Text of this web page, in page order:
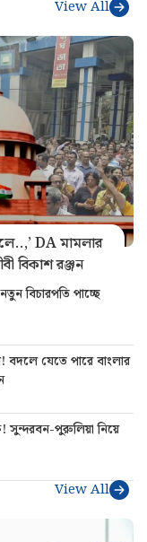
View All
DA মামলার
বিকাশ রঞ্জন
বিচারপতি পাচ্ছে
বদলে যেতে পারে বাংলার
সুন্দরবন-পুরুলিয়া নিয়ে
View All